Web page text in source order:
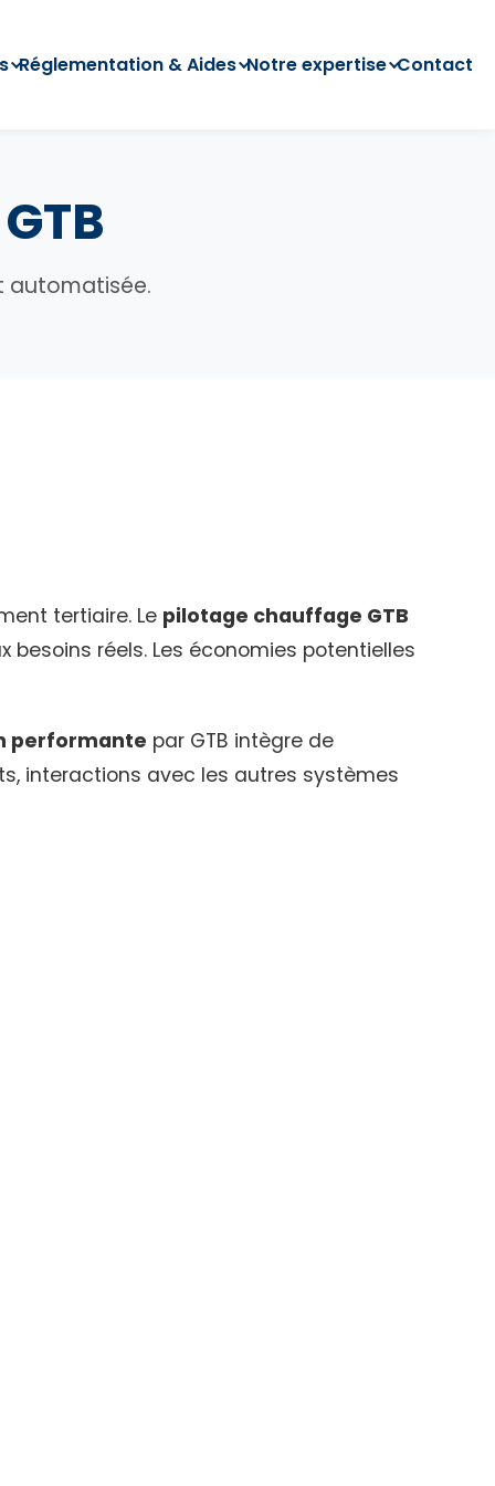
Réglementation & Aides Notre expertise Contact
automatisée.
tertiaire. Le pilotage chauffage GTB
réels. Les économies potentielles
performante par GTB intègre de
interactions avec les autres systèmes